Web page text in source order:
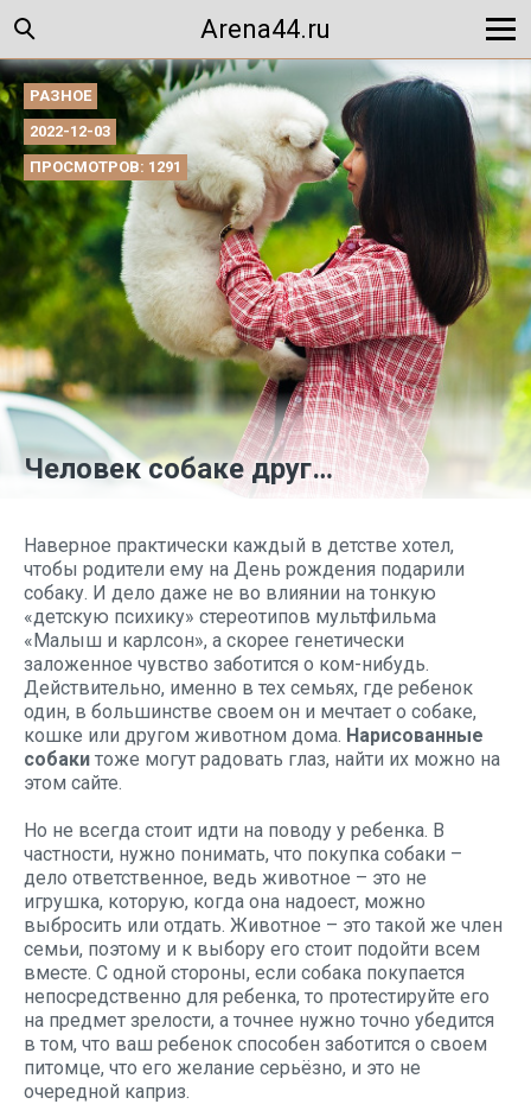
Arena44.ru
РАЗНОЕ
2022-12-03
ПРОСМОТРОВ: 1291
Человек собаке друг…
Наверное практически каждый в детстве хотел,
чтобы родители ему на День рождения подарили
собаку. И дело даже не во влиянии на тонкую
«детскую психику» стереотипов мультфильма
«Малыш и карлсон», а скорее генетически
заложенное чувство заботится о ком-нибудь.
Действительно, именно в тех семьях, где ребенок
один, в большинстве своем он и мечтает о собаке,
кошке или другом животном дома. Нарисованные
собаки тоже могут радовать глаз, найти их можно на
этом сайте.
Но не всегда стоит идти на поводу у ребенка. В
частности, нужно понимать, что покупка собаки –
дело ответственное, ведь животное – это не
игрушка, которую, когда она надоест, можно
выбросить или отдать. Животное – это такой же член
семьи, поэтому и к выбору его стоит подойти всем
вместе. С одной стороны, если собака покупается
непосредственно для ребенка, то протестируйте его
на предмет зрелости, а точнее нужно точно убедится
в том, что ваш ребенок способен заботится о своем
питомце, что его желание серьёзно, и это не
очередной каприз.